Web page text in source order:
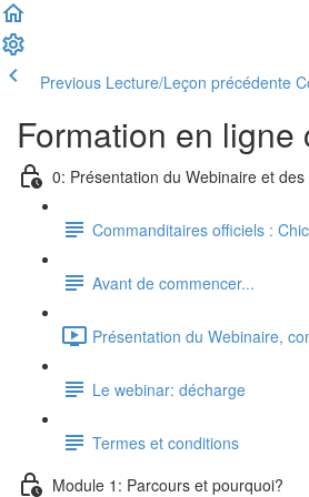
Previous Lecture/Leçon précédente
Formation en
0: Présentation du Webinaire et
Commanditaires officiels :
Avant de commencer...
Présentation du Webinaire,
Le webinar: décharge
Termes et conditions
Module 1: Parcours et pourquoi?